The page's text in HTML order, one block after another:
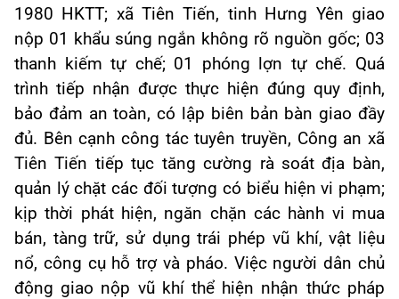
1980 HKTT; xã Tiên Tiến, tinh Hưng Yên giao
nộp 01 khẩu súng ngắn không rõ nguồn gốc; 03
thanh kiếm tự chế; 01 phóng lợn tự chế. Quá
trình tiếp nhận được thực hiện đúng quy định,
bảo đảm an toàn, có lập biên bản bàn giao đầy
đủ. Bên cạnh công tác tuyên truyền, Công an xã
Tiên Tiến tiếp tục tăng cường rà soát địa bàn,
quản lý chặt các đối tượng có biểu hiện vi phạm;
kịp thời phát hiện, ngăn chặn các hành vi mua
bán, tàng trữ, sử dụng trái phép vũ khí, vật liệu
nổ, công cụ hỗ trợ và pháo. Việc người dân chủ
động giao nộp vũ khí thể hiện nhận thức pháp